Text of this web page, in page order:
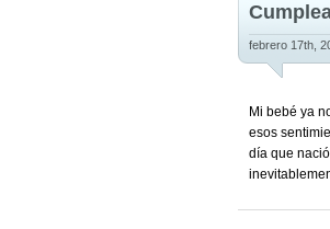
febrero 17th,
Mi bebé ya
esos
día que